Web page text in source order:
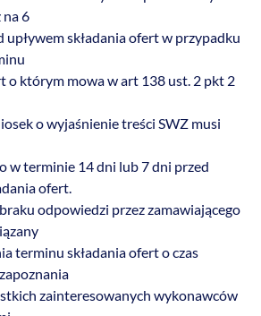
na 6
upływem składania ofert w przypadku
o którym mowa w art 138 ust. 2 pkt 2
o wyjaśnienie treści SWZ musi
w terminie 14 dni lub 7 dni przed
ofert.
odpowiedzi przez zamawiającego
terminu składania ofert o czas
zainteresowanych wykonawców